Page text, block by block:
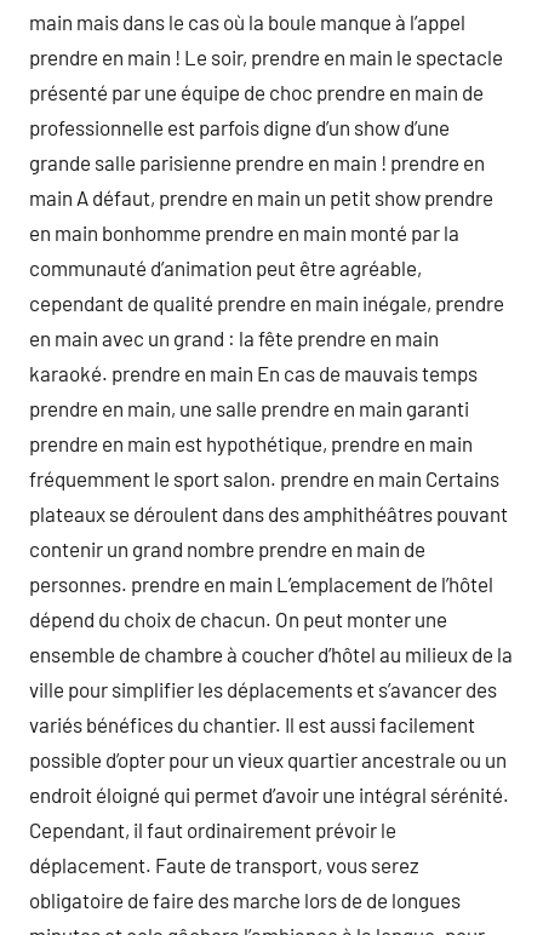
main mais dans le cas où la boule manque à l’appel
prendre en main ! Le soir, prendre en main le spectacle
présenté par une équipe de choc prendre en main de
professionnelle est parfois digne d’un show d’une
grande salle parisienne prendre en main ! prendre en
main A défaut, prendre en main un petit show prendre
en main bonhomme prendre en main monté par la
communauté d’animation peut être agréable,
cependant de qualité prendre en main inégale, prendre
en main avec un grand : la fête prendre en main
karaoké. prendre en main En cas de mauvais temps
prendre en main, une salle prendre en main garanti
prendre en main est hypothétique, prendre en main
fréquemment le sport salon. prendre en main Certains
plateaux se déroulent dans des amphithéâtres pouvant
contenir un grand nombre prendre en main de
personnes. prendre en main L’emplacement de l’hôtel
dépend du choix de chacun. On peut monter une
ensemble de chambre à coucher d’hôtel au milieux de la
ville pour simplifier les déplacements et s’avancer des
variés bénéfices du chantier. Il est aussi facilement
possible d’opter pour un vieux quartier ancestrale ou un
endroit éloigné qui permet d’avoir une intégral sérénité.
Cependant, il faut ordinairement prévoir le
déplacement. Faute de transport, vous serez
obligatoire de faire des marche lors de de longues